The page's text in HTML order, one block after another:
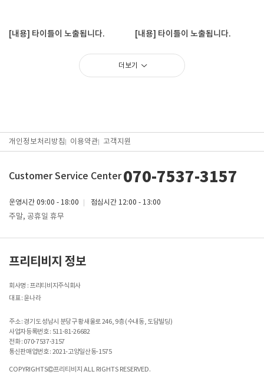
[내용] 타이틀이 노출됩니다. [내용] 타이틀이 노출됩니다.
더보기
개인정보처리방침 이용약관 고객지원
Customer Service Center 070-7537-3157
운영시간 09:00 - 18:00 점심시간 12:00 - 13:00
주말, 공휴일 휴무
프리티비지 정보
회사명 : 프리티비지주식회사
대표 : 윤나라
주소 : 경기도 성남시 분당구 황새울로 246, 9층 (수내동, 도담빌딩)
사업자등록번호 : 511-81-26682
전화 : 070-7537-3157
통신판매업번호 : 2021-고양일산동-1575
COPYRIGHTS 프리티비지 ALL RIGHTS RESERVED.